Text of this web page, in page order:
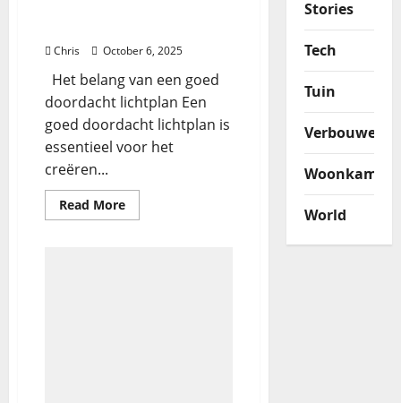
Chris October 6, 2025
Het belang van een goed
doordacht lichtplan Een
goed doordacht lichtplan is
essentieel voor het
creëren...
Read More
Stories
Tech
Tuin
Verbouwen
Woonkamer
World